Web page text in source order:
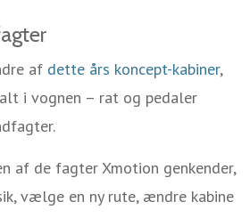
af dette års koncept-kabiner,
i vognen – rat og pedaler
af de fagter Xmotion genkender,
vælge en ny rute, ændre kabine